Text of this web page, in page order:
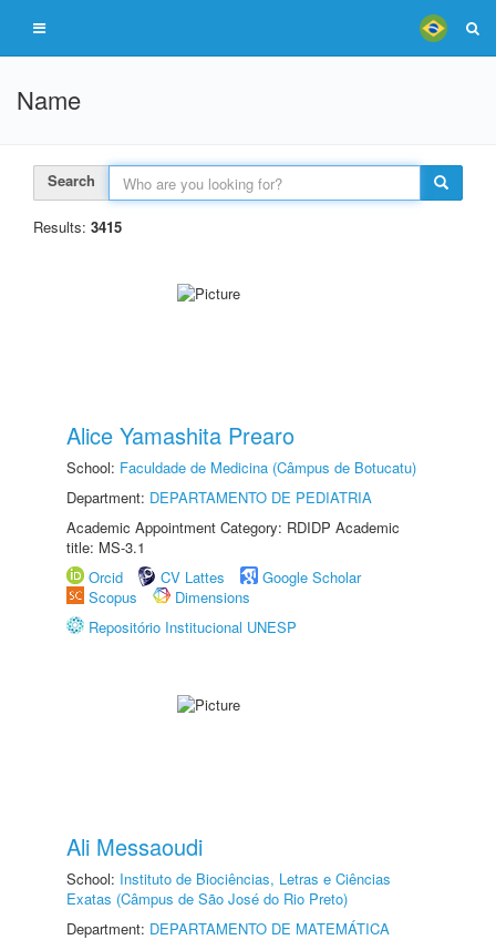
Name
Search
Results: 3415
Alice Yamashita Prearo
School: Faculdade de Medicina (Câmpus de Botucatu)
Department: DEPARTAMENTO DE PEDIATRIA
Academic Appointment Category: RDIDP Academic
title: MS-3.1
Orcid
CV Lattes
Google Scholar
Scopus
Dimensions
Repositório Institucional UNESP
Ali Messaoudi
School: Instituto de Biociências, Letras e Ciências
Exatas (Câmpus de São José do Rio Preto)
Department: DEPARTAMENTO DE MATEMÁTICA